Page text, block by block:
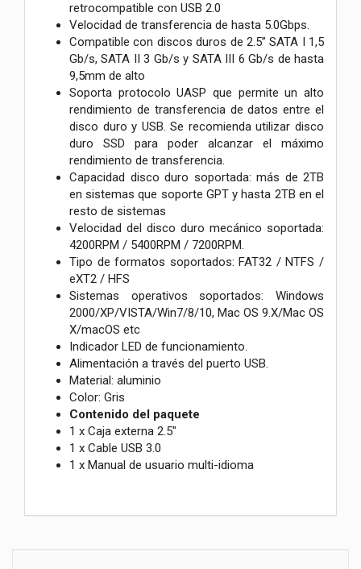
retrocompatible con USB 2.0
Velocidad de transferencia de hasta 5.0Gbps.
Compatible con discos duros de 2.5” SATA I 1,5
Gb/s, SATA II 3 Gb/s y SATA III 6 Gb/s de hasta
9,5mm de alto
Soporta protocolo UASP que permite un alto
rendimiento de transferencia de datos entre el
disco duro y USB. Se recomienda utilizar disco
duro SSD para poder alcanzar el máximo
rendimiento de transferencia.
Capacidad disco duro soportada: más de 2TB
en sistemas que soporte GPT y hasta 2TB en el
resto de sistemas
Velocidad del disco duro mecánico soportada:
4200RPM / 5400RPM / 7200RPM.
Tipo de formatos soportados: FAT32 / NTFS /
eXT2 / HFS
Sistemas operativos soportados: Windows
2000/XP/VISTA/Win7/8/10, Mac OS 9.X/Mac OS
X/macOS etc
Indicador LED de funcionamiento.
Alimentación a través del puerto USB.
Material: aluminio
Color: Gris
Contenido del paquete
1 x Caja externa 2.5"
1 x Cable USB 3.0
1 x Manual de usuario multi-idioma